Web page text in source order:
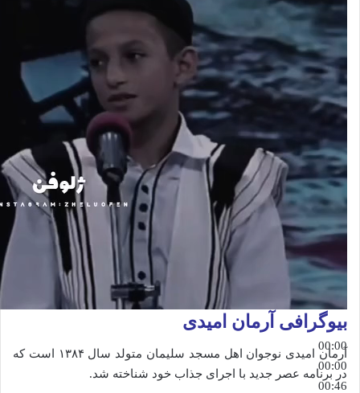
00:00
00:00
00:46
بیوگرافی آرمان امیدی
آرمان امیدی نوجوان اهل مسجد سلیمان متولد سال ۱۳۸۴ است که
در برنامه عصر جدید با اجرای جذاب خود شناخته شد.